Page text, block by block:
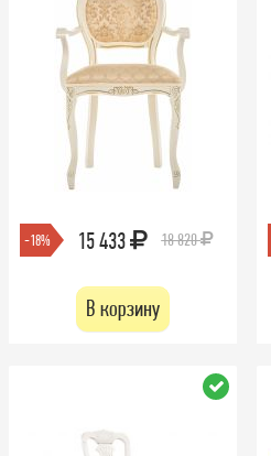
-18% 15 433 18 820
В корзину